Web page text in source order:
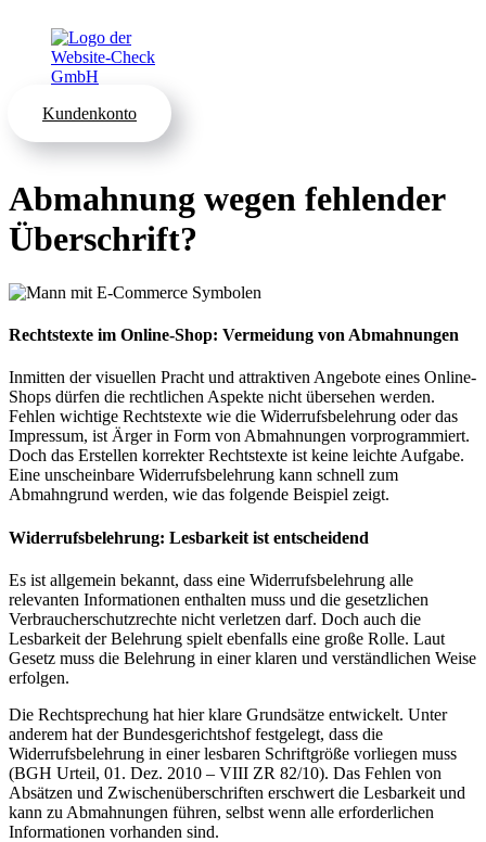
Kundenkonto
Abmahnung wegen fehlender
Überschrift?
Rechtstexte im Online-Shop: Vermeidung von Abmahnungen
Inmitten der visuellen Pracht und attraktiven Angebote eines Online-
Shops dürfen die rechtlichen Aspekte nicht übersehen werden.
Fehlen wichtige Rechtstexte wie die Widerrufsbelehrung oder das
Impressum, ist Ärger in Form von Abmahnungen vorprogrammiert.
Doch das Erstellen korrekter Rechtstexte ist keine leichte Aufgabe.
Eine unscheinbare Widerrufsbelehrung kann schnell zum
Abmahngrund werden, wie das folgende Beispiel zeigt.
Widerrufsbelehrung: Lesbarkeit ist entscheidend
Es ist allgemein bekannt, dass eine Widerrufsbelehrung alle
relevanten Informationen enthalten muss und die gesetzlichen
Verbraucherschutzrechte nicht verletzen darf. Doch auch die
Lesbarkeit der Belehrung spielt ebenfalls eine große Rolle. Laut
Gesetz muss die Belehrung in einer klaren und verständlichen Weise
erfolgen.
Die Rechtsprechung hat hier klare Grundsätze entwickelt. Unter
anderem hat der Bundesgerichtshof festgelegt, dass die
Widerrufsbelehrung in einer lesbaren Schriftgröße vorliegen muss
(BGH Urteil, 01. Dez. 2010 – VIII ZR 82/10). Das Fehlen von
Absätzen und Zwischenüberschriften erschwert die Lesbarkeit und
kann zu Abmahnungen führen, selbst wenn alle erforderlichen
Informationen vorhanden sind.